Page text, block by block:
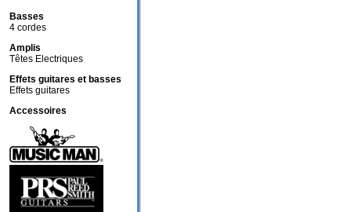
Basses
4 cordes
Amplis
Têtes Electriques
Effets guitares et basses
Effets guitares
Accessoires